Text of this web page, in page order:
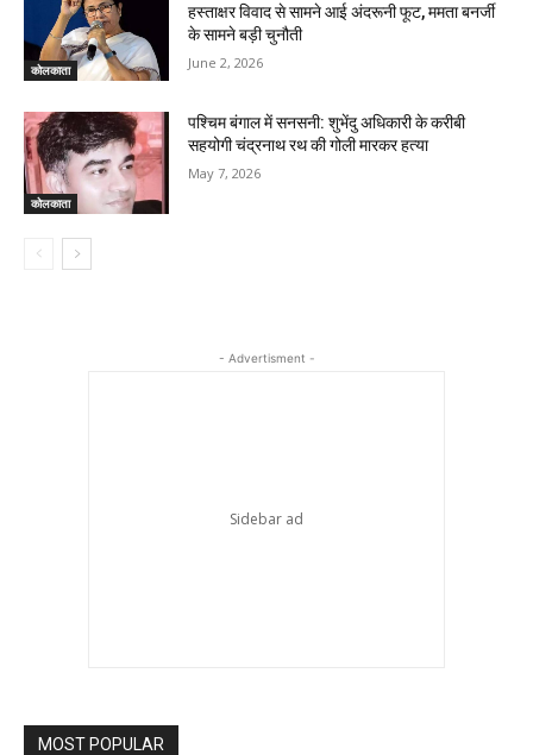
कोलकाता
हस्ताक्षर विवाद से सामने आई अंदरूनी फूट, ममता बनर्जी
के सामने बड़ी चुनौती
June 2, 2026
कोलकाता
पश्चिम बंगाल में सनसनी: शुभेंदु अधिकारी के करीबी
सहयोगी चंद्रनाथ रथ की गोली मारकर हत्या
May 7, 2026
- Advertisment -
MOST POPULAR